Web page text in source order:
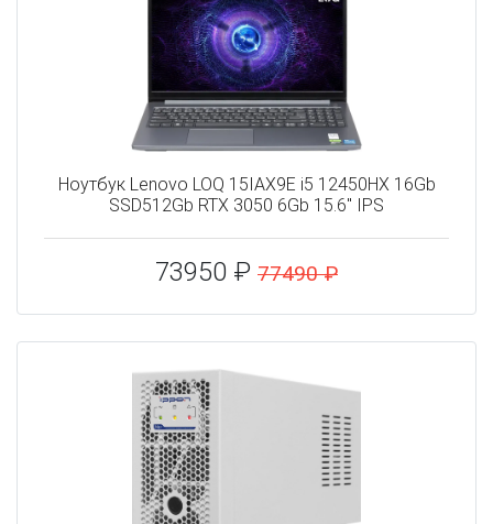
Ноутбук Lenovo LOQ 15IAX9E i5 12450HX 16Gb
SSD512Gb RTX 3050 6Gb 15.6" IPS
73950 ₽ 77490 ₽